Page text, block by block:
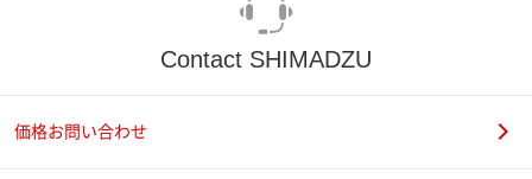
Contact SHIMADZU
価格お問い合わせ